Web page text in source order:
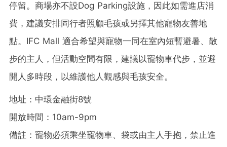
停留。商場亦不設Dog Parking設施，因此如需進店消
費，建議安排同行者照顧毛孩或另擇其他寵物友善地
點。IFC Mall 適合希望與寵物一同在室內短暫避暑、散
步的主人，但活動空間有限，建議以寵物車代步，並避
開人多時段，以維護他人觀感與毛孩安全。
地址：中環金融街8號
開放時間：10am-9pm
備註：寵物必須乘坐寵物車、袋或由主人手抱，禁止進